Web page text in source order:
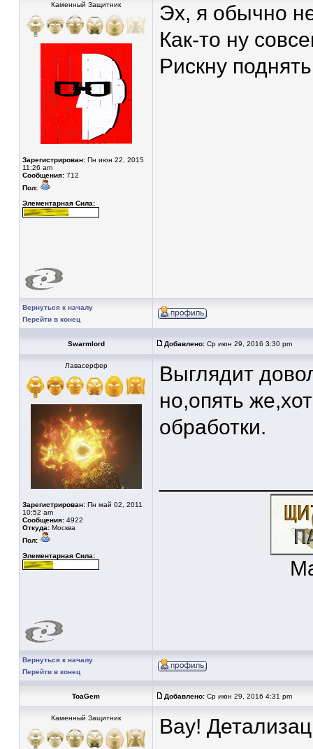
Каменный Защитник
Зарегистрирован: Пн июн 22, 2015
11:26 am
Сообщения: 712
Пол:
Элементарная Сила:
Эх, я обычно
Как-то ну
Рискну
Вернуться к началу
Перейти в конец
Swarmlord Добавлено: Ср июн 29, 2016 3:30 pm
Лавасерфер
Зарегистрирован: Пн май 02, 2011
10:52 am
Сообщения: 4922
Откуда: Москва
Пол:
Элементарная Сила:
Выглядит
но,опять
обработки.
Вернуться к началу
Перейти в конец
ToaGem Добавлено: Ср июн 29, 2016 4:31 pm
Каменный Защитник
Вау!